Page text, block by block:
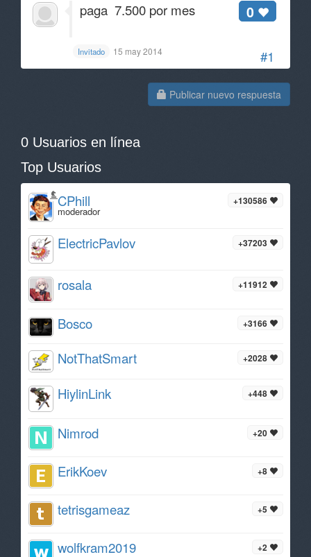
#1
0
paga 7.500 por mes
Invitado 15 may 2014
Publicar nuevo respuesta
0 Usuarios en línea
Top Usuarios
+130586
CPhill
moderador
+37203
ElectricPavlov
+11912
rosala
+3166
Bosco
+2028
NotThatSmart
+448
HiylinLink
+20
Nimrod
+8
ErikKoev
+5
tetrisgameaz
+2
wolfkram2019